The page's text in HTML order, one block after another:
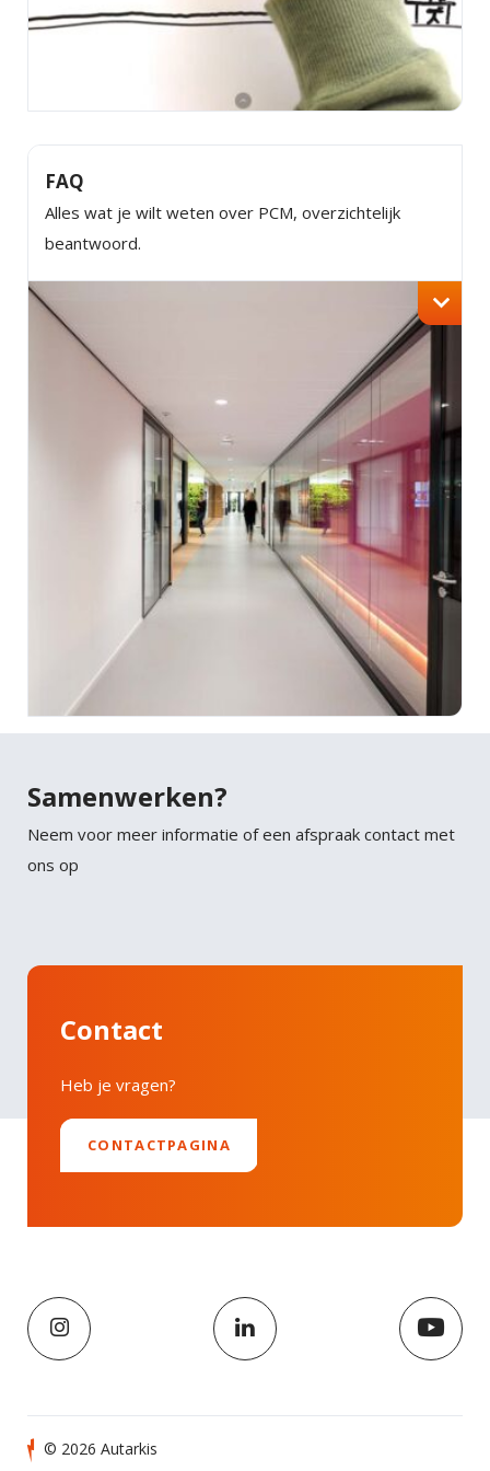
FAQ
Alles wat je wilt weten over PCM, overzichtelijk
beantwoord.
Samenwerken?
Neem voor meer informatie of een afspraak contact met
ons op
Contact
Heb je vragen?
CONTACTPAGINA
© 2026 Autarkis